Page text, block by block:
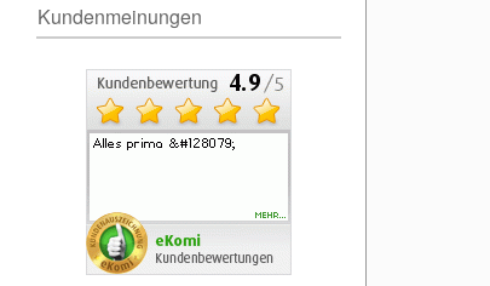
Kundenmeinungen